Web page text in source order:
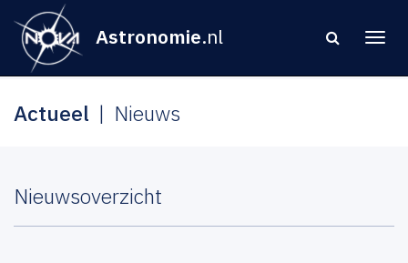
Astronomie.nl
Actueel Nieuws
Nieuwsoverzicht